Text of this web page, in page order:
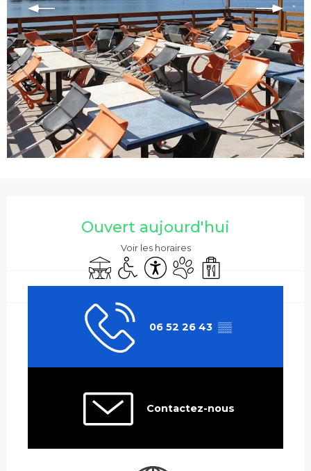
Ouvert aujourd'hui
Voir les horaires
TerrasseAccès handicapés
Accessibilité
Animaux acceptés
Vente à emporter
06 52 26 43 ▒▒
Contactez-nous